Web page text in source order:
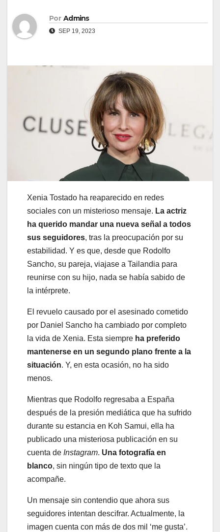
Por Admins
SEP 19, 2023
Xenia Tostado ha reaparecido en redes
sociales con un misterioso mensaje. La actriz
ha querido mandar una nueva señal a todos
sus seguidores, tras la preocupación por su
estabilidad. Y es que, desde que Rodolfo
Sancho, su pareja, viajase a Tailandia para
reunirse con su hijo, nada se había sabido de
la intérprete.
El revuelo causado por el asesinado cometido
por Daniel Sancho ha cambiado por completo
la vida de Xenia. Esta siempre ha preferido
mantenerse en un segundo plano frente a la
situación. Y, en esta ocasión, no ha sido
menos.
Mientras que Rodolfo regresaba a España
después de la presión mediática que ha sufrido
durante su estancia en Koh Samui, ella ha
publicado una misteriosa publicación en su
cuenta de Instagram. Una fotografía en
blanco, sin ningún tipo de texto que la
acompañe.
Un mensaje sin contendio que ahora sus
seguidores intentan descifrar. Actualmente, la
imagen cuenta con más de dos mil ‘me gusta’.